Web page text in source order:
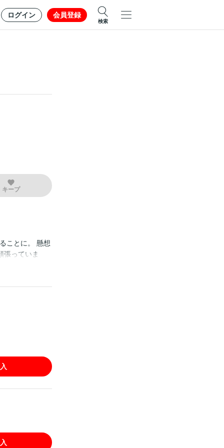
ログイン 会員登録
検索
キープ
ことに。 懸想
張っていま